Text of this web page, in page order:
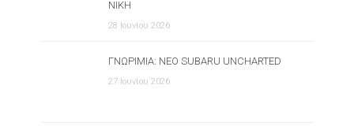
ΝΊΚΗ
28 Ιουνίου 2026
ΓΝΩΡΙΜΊΑ: ΝΈΟ SUBARU UNCHARTED
27 Ιουνίου 2026